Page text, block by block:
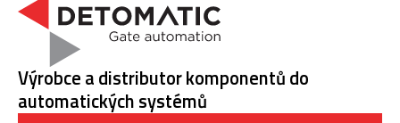
Výrobce a distributor komponentů do
automatických systémů